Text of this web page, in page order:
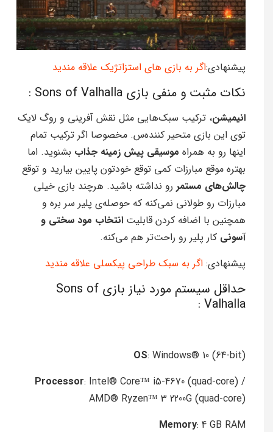
پیشنهادی:اگر به بازی های استزاتژیک علاقه مندید
نکات مثبت و منفی بازی Sons of Valhalla :
انیمیشن، ترکیب سبک‌هایی مثل نقش آفرینی و روگ لایک
توی این بازی متحیر کننده‌س. مخصوصا اگر ترکیب تمام
اینها رو به همراه موسیقی پیش زمینه جذاب بشنوید. اما
بهتره موقع مبارزات کمی توقع خودتون پایین بیارید و توقع
چالش‌های مستمر رو نداشته باشید. هرچند بازی خیلی
مبارزات رو طولانی نمی‌کنه که حوصله‌ی پلیر سر بره و
همچنین با اضافه کردن قابلیت انتخاب مود سختی و
آسونی کار پلیر رو راحت‌تر هم می‌کنه.
پیشنهادی: اگر به سبک طراحی پیکسلی علاقه مندید
حداقل سیستم مورد نیاز بازی Sons of
Valhalla :
OS: Windows® 10 (64-bit)
Processor: Intel® Core™ i5-4670 (quad-core) /
AMD® Ryzen™ 3 2200G (quad-core)
Memory: 4 GB RAM